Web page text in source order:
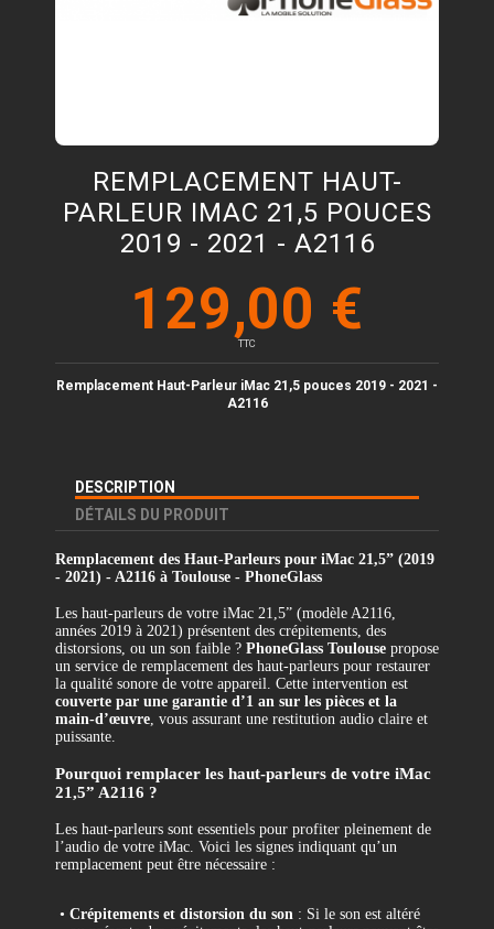
REMPLACEMENT HAUT-
PARLEUR IMAC 21,5 POUCES
2019 - 2021 - A2116
129,00 €
TTC
Remplacement Haut-Parleur iMac 21,5 pouces 2019 - 2021 -
A2116
DESCRIPTION
DÉTAILS DU PRODUIT
Remplacement des Haut-Parleurs pour iMac 21,5” (2019
- 2021) - A2116 à Toulouse - PhoneGlass
Les haut-parleurs de votre iMac 21,5” (modèle A2116,
années 2019 à 2021) présentent des crépitements, des
distorsions, ou un son faible ? PhoneGlass Toulouse propose
un service de remplacement des haut-parleurs pour restaurer
la qualité sonore de votre appareil. Cette intervention est
couverte par une garantie d’1 an sur les pièces et la
main-d’œuvre, vous assurant une restitution audio claire et
puissante.
Pourquoi remplacer les haut-parleurs de votre iMac
21,5” A2116 ?
Les haut-parleurs sont essentiels pour profiter pleinement de
l’audio de votre iMac. Voici les signes indiquant qu’un
remplacement peut être nécessaire :
• Crépitements et distorsion du son : Si le son est altéré